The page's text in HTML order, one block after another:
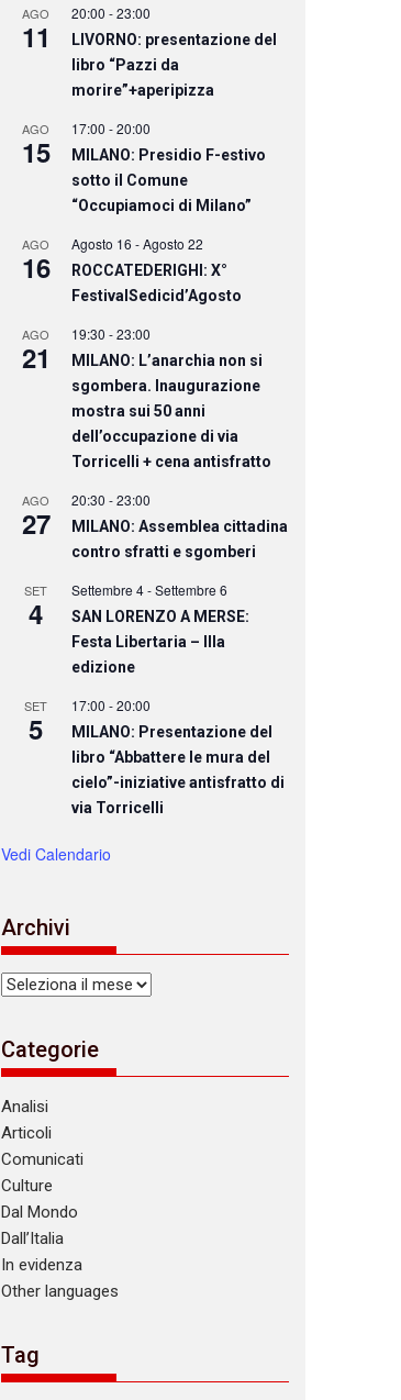
AGO
11
20:00 -23:00
LIVORNO: presentazione del
libro “Pazzi da
morire”+aperipizza
AGO
15
17:00 -20:00
MILANO: Presidio F-estivo
sotto il Comune
“Occupiamoci di Milano”
AGO
16
Agosto 16 -Agosto 22
ROCCATEDERIGHI: X°
FestivalSedicid’Agosto
AGO
21
19:30 -23:00
MILANO: L’anarchia non si
sgombera. Inaugurazione
mostra sui 50 anni
dell’occupazione di via
Torricelli + cena antisfratto
AGO
27
20:30 -23:00
MILANO: Assemblea cittadina
contro sfratti e sgomberi
SET
4
Settembre 4-Settembre 6
SAN LORENZO A MERSE:
Festa Libertaria – IIIa
edizione
SET
5
17:00 -20:00
MILANO: Presentazione del
libro “Abbattere le mura del
cielo”-iniziative antisfratto di
via Torricelli
Vedi Calendario
Archivi
Archivi
Categorie
Analisi
Articoli
Comunicati
Culture
Dal Mondo
Dall’Italia
In evidenza
Other languages
Tag